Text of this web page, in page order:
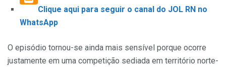
Clique aqui para seguir o canal do JOL RN no
WhatsApp
O episódio tornou-se ainda mais sensível porque ocorre
justamente em uma competição sediada em território norte-